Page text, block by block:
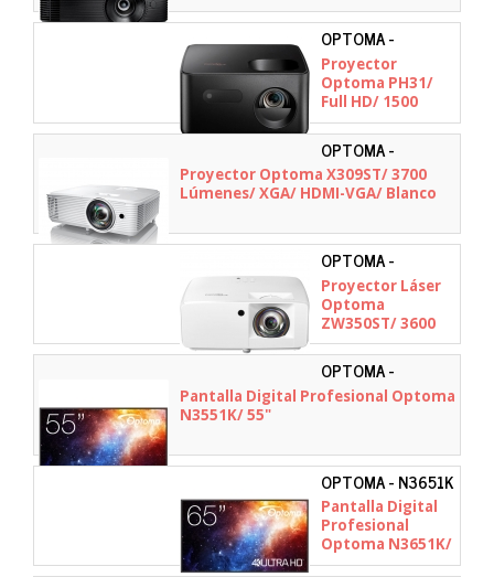
OPTOMA -
E3PB001E111
Proyector
Optoma PH31/
Full HD/ 1500
Lúmenes/ HDMI/
Negro
OPTOMA -
E9PD7Q01EZ1
Proyector Optoma X309ST/ 3700
Lúmenes/ XGA/ HDMI-VGA/ Blanco
OPTOMA -
E9PD7KK41EZ1
Proyector Láser
Optoma
ZW350ST/ 3600
Lúmenes/ WXGA/
HDMI/ Blanco
OPTOMA -
H1F2C0MBW101
Pantalla Digital Profesional Optoma
N3551K/ 55"
OPTOMA - N3651K
Pantalla Digital
Profesional
Optoma N3651K/
65"